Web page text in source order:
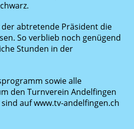
abtretende Präsident die
So verblieb noch genügend
Stunden in der
sowie alle
den Turnverein Andelfingen
auf www.tv-andelfingen.ch